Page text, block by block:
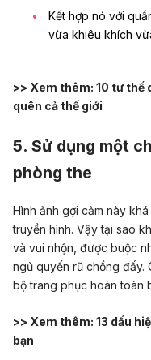
Kết hợp nó với
vừa khiêu khích
>> Xem thêm: 10 tư thế
quên cả thế giới
5. Sử dụng một
phòng the
Hình ảnh gợi cảm này
truyền hình. Vậy tại sao
và vui nhộn, được buộc
ngủ quyến rũ chồng đấy.
bộ trang phục hoàn toàn
>> Xem thêm: 13 dấu
bạn